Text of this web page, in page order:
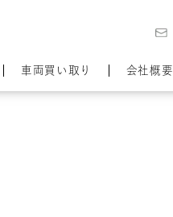
車両買い取り 会社概要